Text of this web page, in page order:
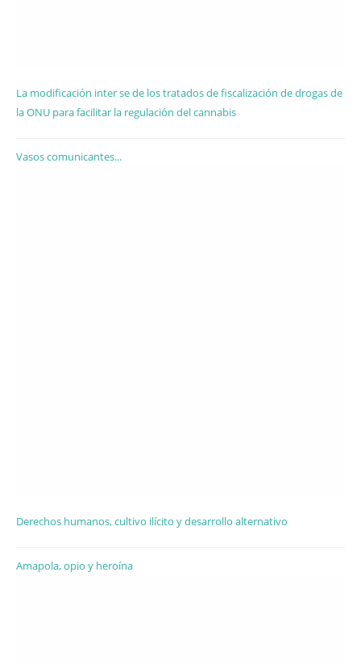
La modificación inter se de los tratados de fiscalización de drogas de
la ONU para facilitar la regulación del cannabis
Vasos comunicantes...
Derechos humanos, cultivo ilícito y desarrollo alternativo
Amapola, opio y heroína